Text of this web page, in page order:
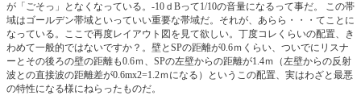
が「ごそっ」となくなっている。-10ｄBって1/10の音量になるって事だ。 この帯
域はゴールデン帯域といっていい重要な帯域だ。それが、あらら・・・てことに
なっている。ここで再度レイアウト図を見て欲しい。丁度コレくらいの配置、き
わめて一般的ではないですか？。壁とSPの距離が0.6ｍくらい、ついでにリスナ
ーとその後ろの壁の距離も0.6ｍ、SPの左壁からの距離が1.4ｍ（左壁からの反射
波との直接波の距離差が0.6mx2=1.2ｍになる）というこの配置、実はわざと最悪
の特性になる様にねらったものだ。